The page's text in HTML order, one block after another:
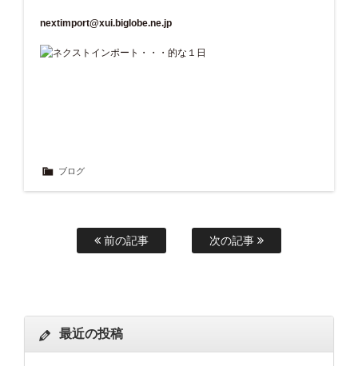
nextimport@xui.biglobe.ne.jp
ブログ
前の記事 次の記事
最近の投稿